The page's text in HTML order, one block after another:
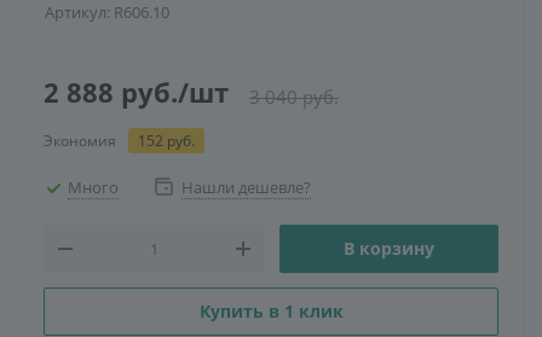
Артикул: R606.10
2 888 руб./шт 3 040руб.
Экономия 152 руб.
Много Нашли дешевле?
В корзину
Купить в 1 клик